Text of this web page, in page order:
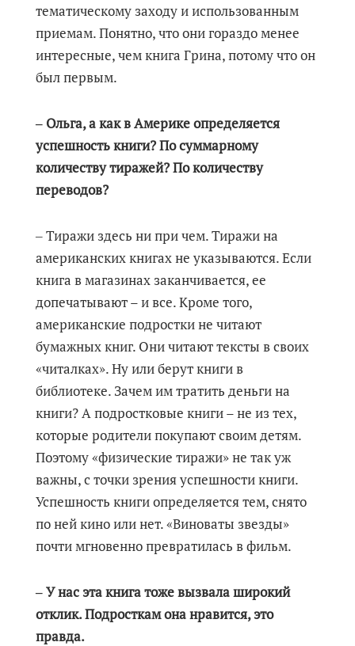
тематическому заходу и использованным
приемам. Понятно, что они гораздо менее
интересные, чем книга Грина, потому что он
был первым.
‒ Ольга, а как в Америке определяется
успешность книги? По суммарному
количеству тиражей? По количеству
переводов?
‒ Тиражи здесь ни при чем. Тиражи на
американских книгах не указываются. Если
книга в магазинах заканчивается, ее
допечатывают – и все. Кроме того,
американские подростки не читают
бумажных книг. Они читают тексты в своих
«читалках». Ну или берут книги в
библиотеке. Зачем им тратить деньги на
книги? А подростковые книги – не из тех,
которые родители покупают своим детям.
Поэтому «физические тиражи» не так уж
важны, с точки зрения успешности книги.
Успешность книги определяется тем, снято
по ней кино или нет. «Виноваты звезды»
почти мгновенно превратилась в фильм.
‒ У нас эта книга тоже вызвала широкий
отклик. Подросткам она нравится, это
правда.